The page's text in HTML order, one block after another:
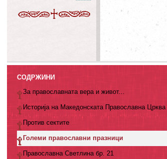
СОДРЖИНИ
За православната вера и живот...
Историја на Македонската Православна Црква
Против сектите
Големи православни празници
Православна Светлина бр. 21